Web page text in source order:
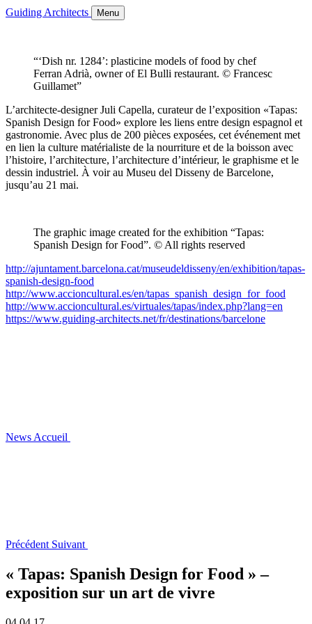
Guiding Architects Menu
“‘Dish nr. 1284’: plasticine models of food by chef
Ferran Adrià, owner of El Bulli restaurant. © Francesc
Guillamet”
L’architecte-designer Juli Capella, curateur de l’exposition «Tapas:
Spanish Design for Food» explore les liens entre design espagnol et
gastronomie. Avec plus de 200 pièces exposées, cet événement met
en lien la culture matérialiste de la nourriture et de la boisson avec
l’histoire, l’architecture, l’architecture d’intérieur, le graphisme et le
dessin industriel. À voir au Museu del Disseny de Barcelone,
jusqu’au 21 mai.
The graphic image created for the exhibition “Tapas:
Spanish Design for Food”. © All rights reserved
http://ajuntament.barcelona.cat/museudeldisseny/en/exhibition/tapas-
spanish-design-food
http://www.accioncultural.es/en/tapas_spanish_design_for_food
http://www.accioncultural.es/virtuales/tapas/index.php?lang=en
https://www.guiding-architects.net/fr/destinations/barcelone
News Accueil
Précédent Suivant
« Tapas: Spanish Design for Food » –
exposition sur un art de vivre